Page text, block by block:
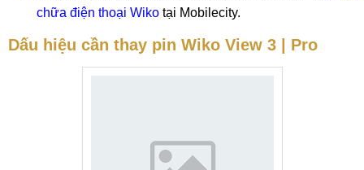
chữa điện thoại Wiko tại Mobilecity.
Dấu hiệu cần thay pin Wiko View 3 | Pro